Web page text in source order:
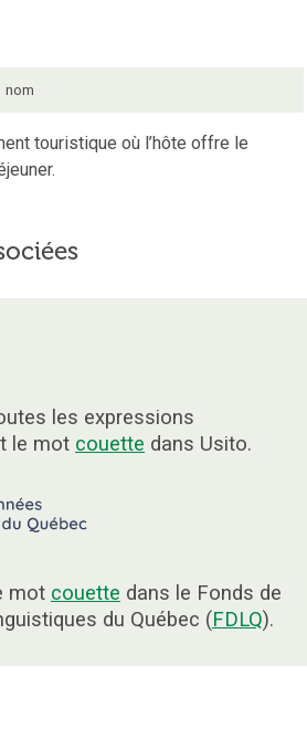
nom
touristique où l’hôte offre le
les expressions
le mot couette dans Usito.
mot couette dans le Fonds de
du Québec (FDLQ).